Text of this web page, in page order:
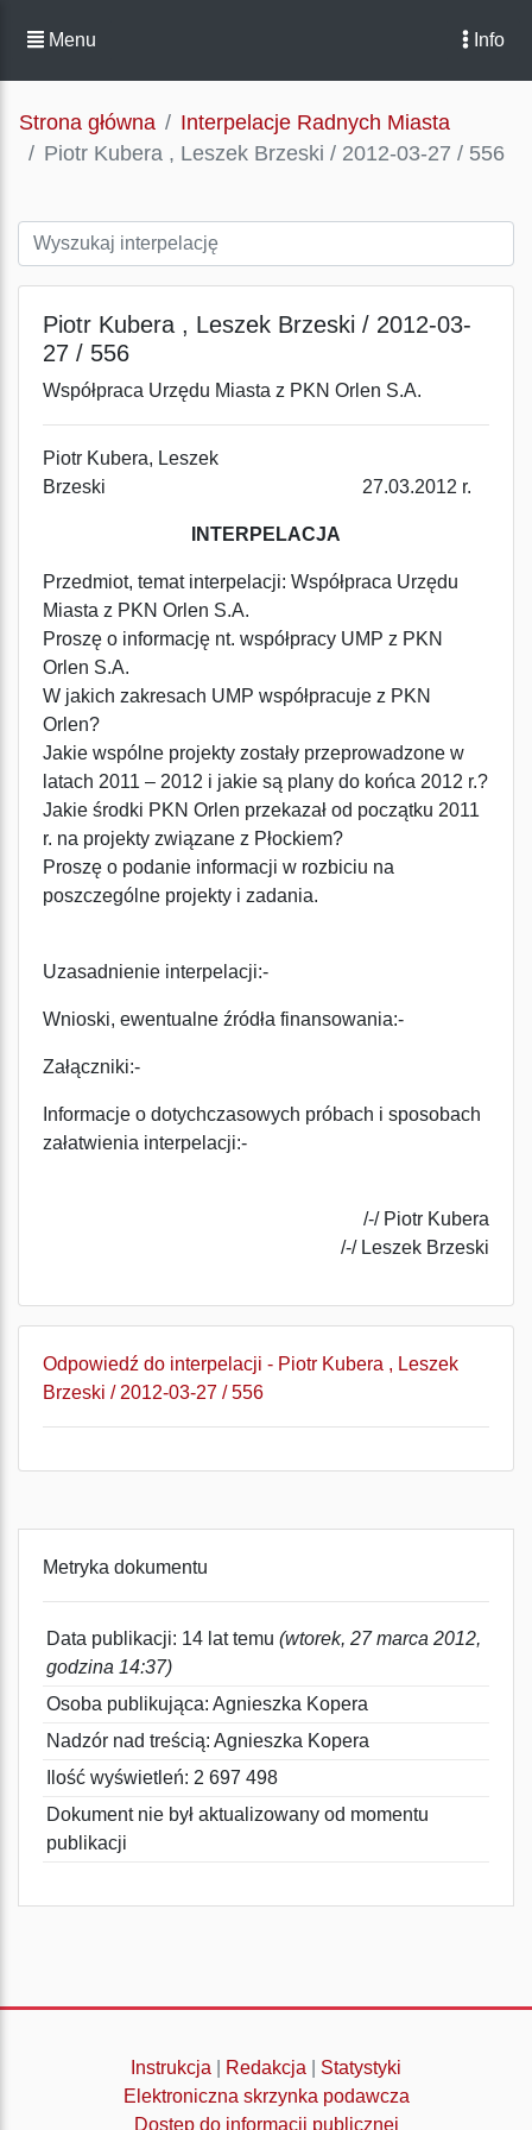
Menu Info
Strona główna
Interpelacje Radnych Miasta
Piotr Kubera , Leszek Brzeski / 2012-03-27 / 556
Piotr Kubera , Leszek Brzeski / 2012-03-
27 / 556
Współpraca Urzędu Miasta z PKN Orlen S.A.
Piotr Kubera, Leszek
Brzeski 27.03.2012 r.
INTERPELACJA
Przedmiot, temat interpelacji: Współpraca Urzędu
Miasta z PKN Orlen S.A.
Proszę o informację nt. współpracy UMP z PKN
Orlen S.A.
W jakich zakresach UMP współpracuje z PKN
Orlen?
Jakie wspólne projekty zostały przeprowadzone w
latach 2011 – 2012 i jakie są plany do końca 2012 r.?
Jakie środki PKN Orlen przekazał od początku 2011
r. na projekty związane z Płockiem?
Proszę o podanie informacji w rozbiciu na
poszczególne projekty i zadania.
Uzasadnienie interpelacji:-
Wnioski, ewentualne źródła finansowania:-
Załączniki:-
Informacje o dotychczasowych próbach i sposobach
załatwienia interpelacji:-
/-/ Piotr Kubera
/-/ Leszek Brzeski
Odpowiedź do interpelacji - Piotr Kubera , Leszek
Brzeski / 2012-03-27 / 556
Metryka dokumentu
Data publikacji: 14 lat temu (wtorek, 27 marca 2012,
godzina 14:37)
Osoba publikująca: Agnieszka Kopera
Nadzór nad treścią: Agnieszka Kopera
Ilość wyświetleń: 2 697 498
Dokument nie był aktualizowany od momentu
publikacji
Instrukcja Redakcja
Statystyki
Elektroniczna skrzynka podawcza
Dostęp do informacji publicznej